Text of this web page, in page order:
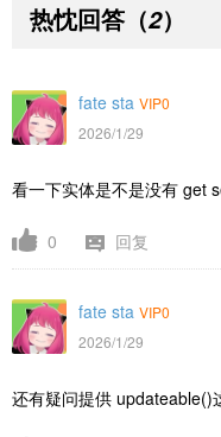
热忱回答 （2）
fate sta VIP0
2026/1/29
看一下实体是不是没有 get
0 回复
fate sta VIP0
2026/1/29
还有疑问提供 updateable()